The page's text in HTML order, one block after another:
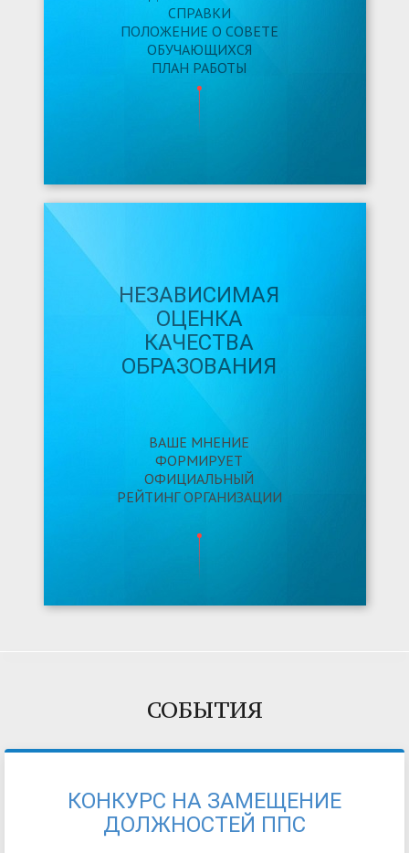
СПРАВКИ
ПОЛОЖЕНИЕ О СОВЕТЕ
ОБУЧАЮЩИХСЯ
ПЛАН РАБОТЫ
НЕЗАВИСИМАЯ
ОЦЕНКА
КАЧЕСТВА
ОБРАЗОВАНИЯ
ВАШЕ МНЕНИЕ
ФОРМИРУЕТ
ОФИЦИАЛЬНЫЙ
РЕЙТИНГ ОРГАНИЗАЦИИ
СОБЫТИЯ
КОНКУРС НА ЗАМЕЩЕНИЕ
ДОЛЖНОСТЕЙ ППС